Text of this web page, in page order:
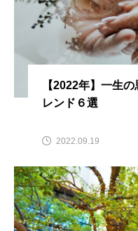
【2022年】一生
レンド６選
2022.09.19